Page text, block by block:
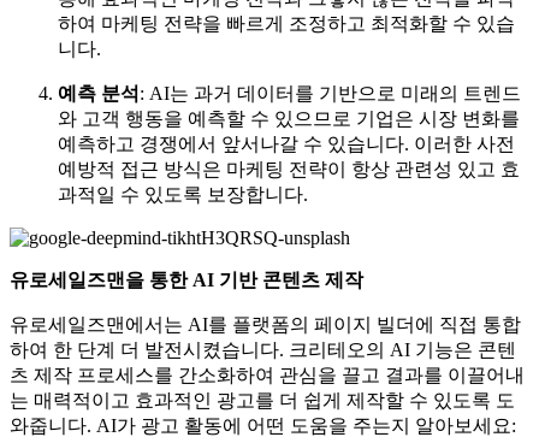
하여 마케팅 전략을 빠르게 조정하고 최적화할 수 있습
니다.
예측 분석 : AI는 과거 데이터를 기반으로 미래의 트렌드
와 고객 행동을 예측할 수 있으므로 기업은 시장 변화를
예측하고 경쟁에서 앞서나갈 수 있습니다. 이러한 사전
예방적 접근 방식은 마케팅 전략이 항상 관련성 있고 효
과적일 수 있도록 보장합니다.
유로세일즈맨을 통한 AI 기반 콘텐츠 제작
유로세일즈맨에서는 AI를 플랫폼의 페이지 빌더에 직접 통합
하여 한 단계 더 발전시켰습니다. 크리테오의 AI 기능은 콘텐
츠 제작 프로세스를 간소화하여 관심을 끌고 결과를 이끌어내
는 매력적이고 효과적인 광고를 더 쉽게 제작할 수 있도록 도
와줍니다. AI가 광고 활동에 어떤 도움을 주는지 알아보세요: